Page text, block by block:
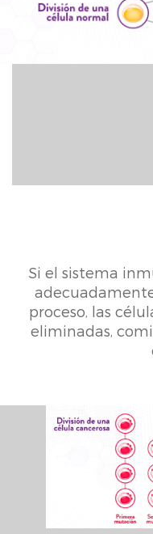
Si el sistema
proceso, las
eliminadas,